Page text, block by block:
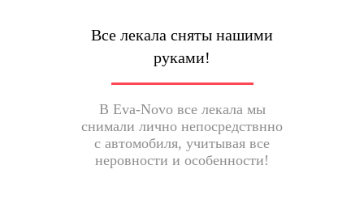
Все лекала сняты нашими
руками!
В Eva-Novo все лекала мы
снимали лично непосредствнно
с автомобиля, учитывая все
неровности и особенности!